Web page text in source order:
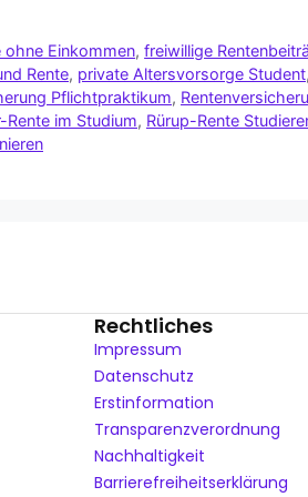
Einkommen,freiwillige
Rente, private Altersvorsorge Student,
Pflichtpraktikum,
Rente im Studium, Rürup-Rente
Rechtliches
Impressum
Datenschutz
Erstinformation
Transparenzverordnung
Nachhaltigkeit
Barrierefreiheitserklärung